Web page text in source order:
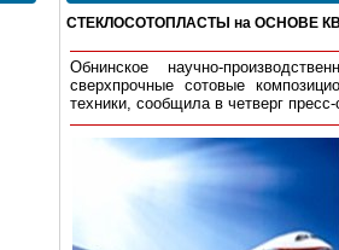
СТЕКЛОСОТОПЛАСТЫ на ОСНОВЕ
Обнинское научно-
сверхпрочные сотовые
техники, сообщила в четверг